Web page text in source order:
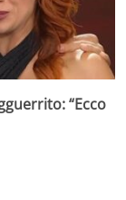
“Ecco